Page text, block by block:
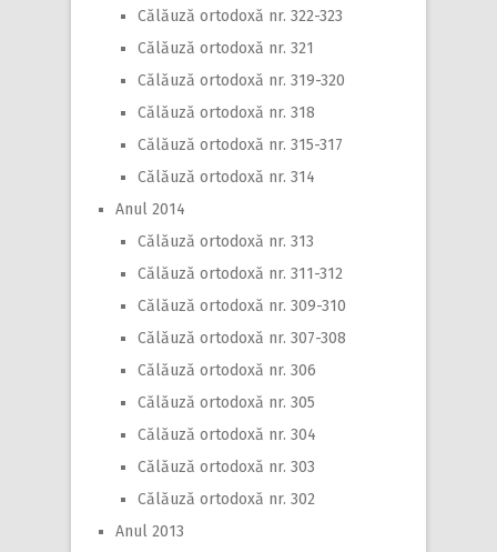
Călăuză ortodoxă nr. 322-323
Călăuză ortodoxă nr. 321
Călăuză ortodoxă nr. 319-320
Călăuză ortodoxă nr. 318
Călăuză ortodoxă nr. 315-317
Călăuză ortodoxă nr. 314
Anul 2014
Călăuză ortodoxă nr. 313
Călăuză ortodoxă nr. 311-312
Călăuză ortodoxă nr. 309-310
Călăuză ortodoxă nr. 307-308
Călăuză ortodoxă nr. 306
Călăuză ortodoxă nr. 305
Călăuză ortodoxă nr. 304
Călăuză ortodoxă nr. 303
Călăuză ortodoxă nr. 302
Anul 2013